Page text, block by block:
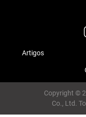
Artigos
Copyright ©
Co., Ltd.